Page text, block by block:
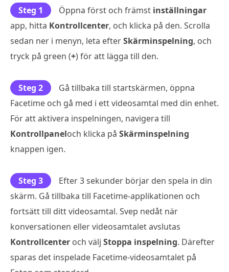
Steg 1 Öppna först och främst inställningar
app, hitta Kontrollcenter, och klicka på den. Scrolla
sedan ner i menyn, leta efterSkärminspelning, och
tryck på green (+) för att lägga till den.
Steg 2
Gå tillbaka till startskärmen, öppna
Facetime och gå med i ett videosamtal med din enhet.
För att aktivera inspelningen, navigera till
Kontrollpaneloch klicka på Skärminspelning
knappen igen.
Steg 3
Efter 3 sekunder börjar den spela in din
skärm. Gå tillbaka till Facetime-applikationen och
fortsätt till ditt videosamtal. Svep nedåt när
konversationen eller videosamtalet avslutas
Kontrollcenter och välj Stoppa inspelning. Därefter
sparas det inspelade Facetime-videosamtalet på